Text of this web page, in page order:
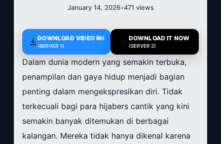
January 14, 2026•471 views
DOWNLOAD VIDEO INI
(SERVER 1)
DOWNLOAD IT NOW
(SERVER 2)
Dalam dunia modern yang semakin terbuka,
penampilan dan gaya hidup menjadi bagian
penting dalam mengekspresikan diri. Tidak
terkecuali bagi para hijabers cantik yang kini
semakin banyak ditemukan di berbagai
kalangan. Mereka tidak hanya dikenal karena